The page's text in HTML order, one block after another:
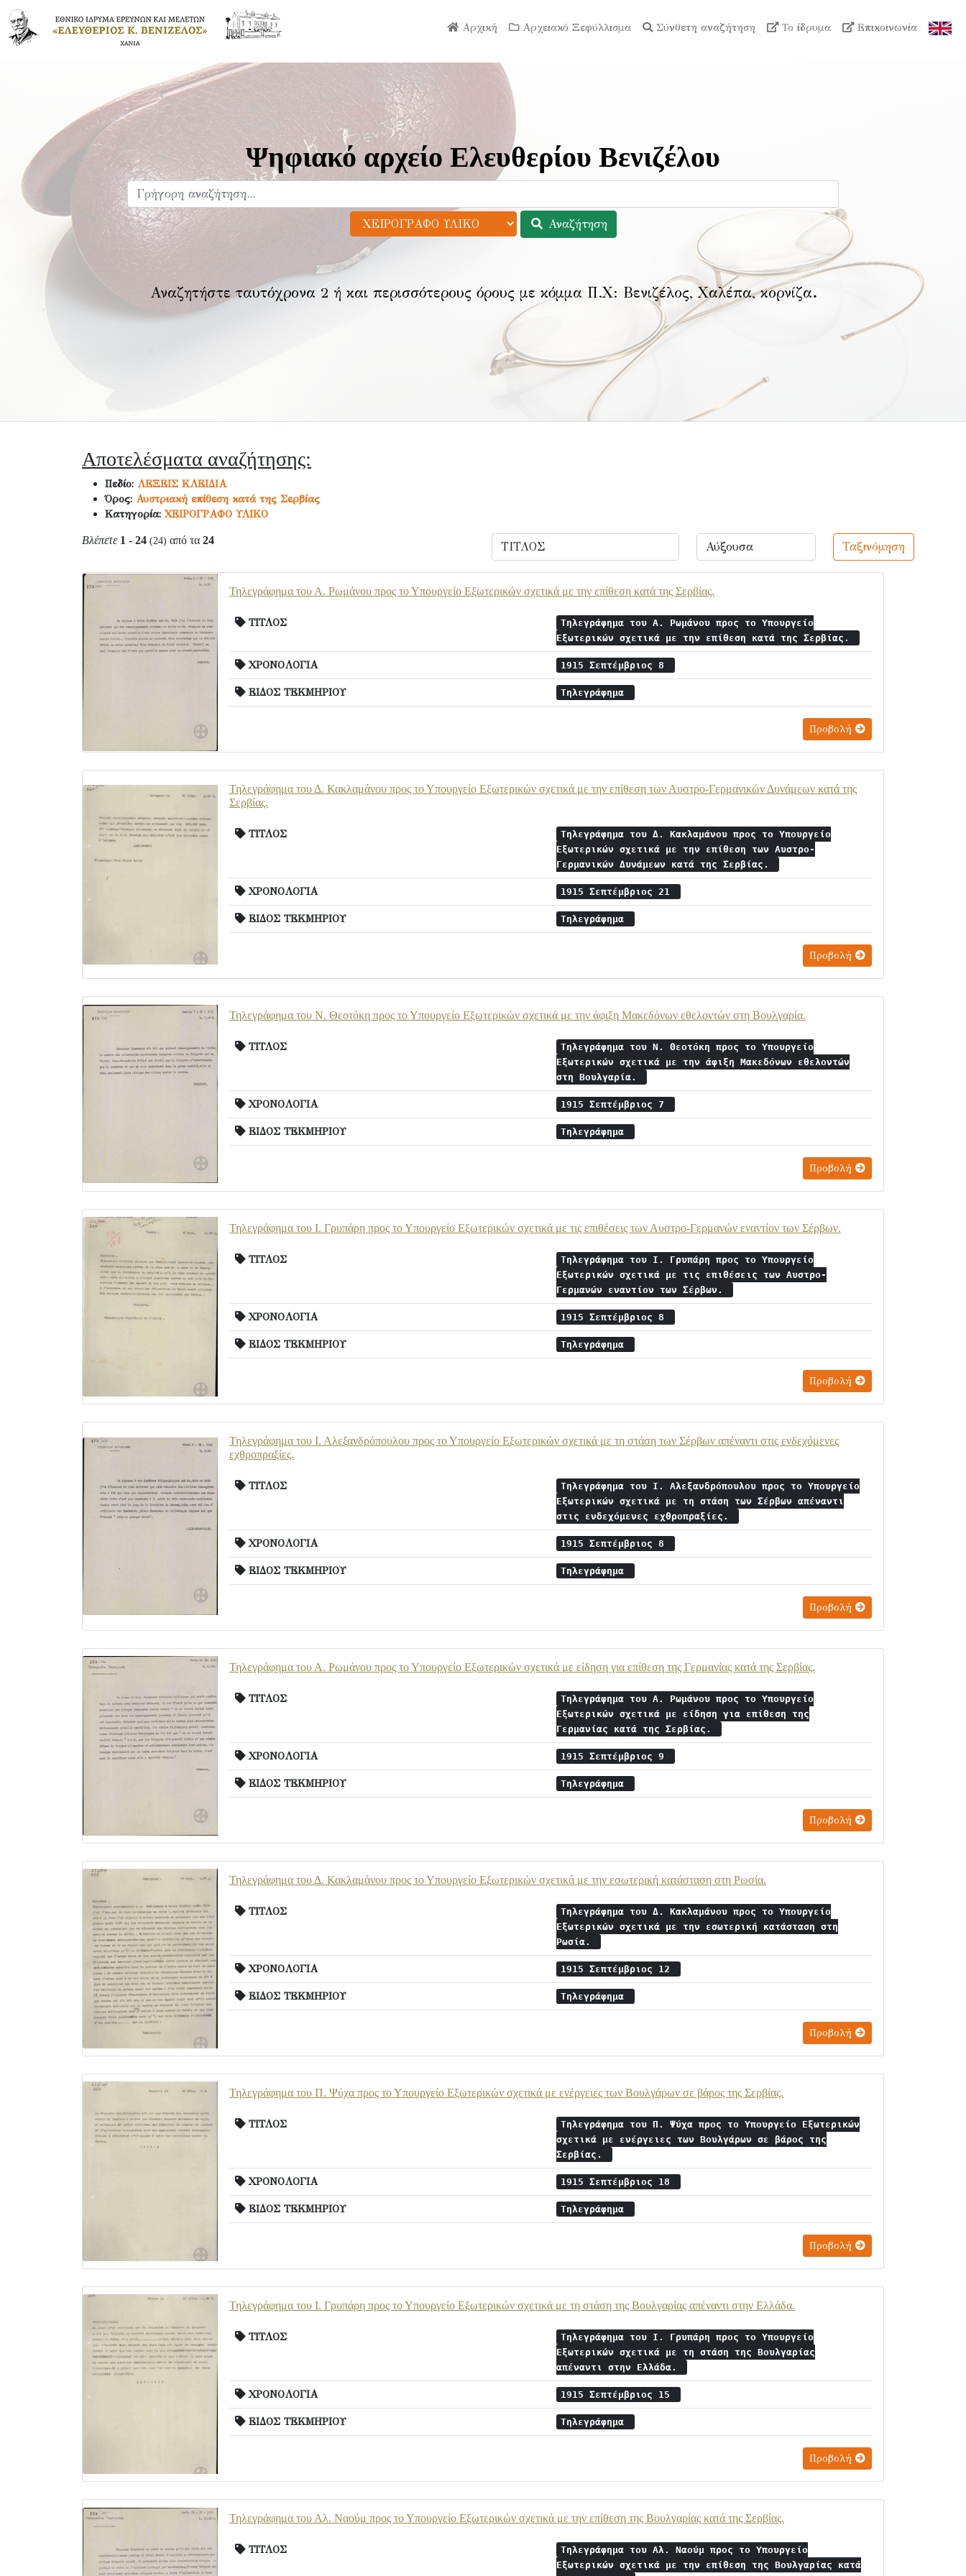
Αρχική Αρχειακό Ξεφύλλισμα Σύνθετη αναζήτηση Το ίδρυμα Επικοινωνία
Ψηφιακό αρχείο Ελευθερίου Βενιζέλου
Αναζήτηση
Αναζητήστε ταυτόχρονα 2 ή και περισσότερους όρους με κόμμα Π.Χ: Βενιζέλος, Χαλέπα, κορνίζα.
Αποτελέσματα αναζήτησης:
Πεδίο: ΛΕΞΕΙΣ ΚΛΕΙΔΙΑ
Όρος: Αυστριακή επίθεση κατά της Σερβίας
Κατηγορία:ΧΕΙΡΟΓΡΑΦΟ ΥΛΙΚΟ
Βλέπετε 1 - 24 (24) από τα 24 Ταξινόμηση
Τηλεγράφημα του Α. Ρωμάνου προς το Υπουργείο Εξωτερικών σχετικά με την επίθεση κατά της Σερβίας.
ΤΙΤΛΟΣ
Τηλεγράφημα του Α. Ρωμάνου προς το Υπουργείο
Εξωτερικών σχετικά με την επίθεση κατά της Σερβίας.
ΧΡΟΝΟΛΟΓΙΑ 1915 Σεπτέμβριος 8
ΕΙΔΟΣ ΤΕΚΜΗΡΙΟΥ Τηλεγράφημα
Προβολή
Τηλεγράφημα του Δ. Κακλαμάνου προς το Υπουργείο Εξωτερικών σχετικά με την επίθεση των Αυστρο-Γερμανικών Δυνάμεων κατά της
Σερβίας.
ΤΙΤΛΟΣ
Τηλεγράφημα του Δ. Κακλαμάνου προς το Υπουργείο
Εξωτερικών σχετικά με την επίθεση των Αυστρο-
Γερμανικών Δυνάμεων κατά της Σερβίας.
ΧΡΟΝΟΛΟΓΙΑ 1915 Σεπτέμβριος 21
ΕΙΔΟΣ ΤΕΚΜΗΡΙΟΥ Τηλεγράφημα
Προβολή
Τηλεγράφημα του Ν. Θεοτόκη προς το Υπουργείο Εξωτερικών σχετικά με την άφιξη Μακεδόνων εθελοντών στη Βουλγαρία.
ΤΙΤΛΟΣ
Τηλεγράφημα του Ν. Θεοτόκη προς το Υπουργείο
Εξωτερικών σχετικά με την άφιξη Μακεδόνων εθελοντών
στη Βουλγαρία.
ΧΡΟΝΟΛΟΓΙΑ 1915 Σεπτέμβριος 7
ΕΙΔΟΣ ΤΕΚΜΗΡΙΟΥ Τηλεγράφημα
Προβολή
Τηλεγράφημα του Ι. Γρυπάρη προς το Υπουργείο Εξωτερικών σχετικά με τις επιθέσεις των Αυστρο-Γερμανών εναντίον των Σέρβων.
ΤΙΤΛΟΣ
Τηλεγράφημα του Ι. Γρυπάρη προς το Υπουργείο
Εξωτερικών σχετικά με τις επιθέσεις των Αυστρο-
Γερμανών εναντίον των Σέρβων.
ΧΡΟΝΟΛΟΓΙΑ 1915 Σεπτέμβριος 8
ΕΙΔΟΣ ΤΕΚΜΗΡΙΟΥ Τηλεγράφημα
Προβολή
Τηλεγράφημα του Ι. Αλεξανδρόπουλου προς το Υπουργείο Εξωτερικών σχετικά με τη στάση των Σέρβων απέναντι στις ενδεχόμενες
εχθροπραξίες.
ΤΙΤΛΟΣ
Τηλεγράφημα του Ι. Αλεξανδρόπουλου προς το Υπουργείο
Εξωτερικών σχετικά με τη στάση των Σέρβων απέναντι
στις ενδεχόμενες εχθροπραξίες.
ΧΡΟΝΟΛΟΓΙΑ 1915 Σεπτέμβριος 8
ΕΙΔΟΣ ΤΕΚΜΗΡΙΟΥ Τηλεγράφημα
Προβολή
Τηλεγράφημα του Α. Ρωμάνου προς το Υπουργείο Εξωτερικών σχετικά με είδηση για επίθεση της Γερμανίας κατά της Σερβίας.
ΤΙΤΛΟΣ
Τηλεγράφημα του Α. Ρωμάνου προς το Υπουργείο
Εξωτερικών σχετικά με είδηση για επίθεση της
Γερμανίας κατά της Σερβίας.
ΧΡΟΝΟΛΟΓΙΑ 1915 Σεπτέμβριος 9
ΕΙΔΟΣ ΤΕΚΜΗΡΙΟΥ Τηλεγράφημα
Προβολή
Τηλεγράφημα του Δ. Κακλαμάνου προς το Υπουργείο Εξωτερικών σχετικά με την εσωτερική κατάσταση στη Ρωσία.
ΤΙΤΛΟΣ
Τηλεγράφημα του Δ. Κακλαμάνου προς το Υπουργείο
Εξωτερικών σχετικά με την εσωτερική κατάσταση στη
Ρωσία.
ΧΡΟΝΟΛΟΓΙΑ 1915 Σεπτέμβριος 12
ΕΙΔΟΣ ΤΕΚΜΗΡΙΟΥ Τηλεγράφημα
Προβολή
Τηλεγράφημα του Π. Ψύχα προς το Υπουργείο Εξωτερικών σχετικά με ενέργειες των Βουλγάρων σε βάρος της Σερβίας.
ΤΙΤΛΟΣ
Τηλεγράφημα του Π. Ψύχα προς το Υπουργείο Εξωτερικών
σχετικά με ενέργειες των Βουλγάρων σε βάρος της
Σερβίας.
ΧΡΟΝΟΛΟΓΙΑ 1915 Σεπτέμβριος 18
ΕΙΔΟΣ ΤΕΚΜΗΡΙΟΥ Τηλεγράφημα
Προβολή
Τηλεγράφημα του Ι. Γρυπάρη προς το Υπουργείο Εξωτερικών σχετικά με τη στάση της Βουλγαρίας απέναντι στην Ελλάδα.
ΤΙΤΛΟΣ
Τηλεγράφημα του Ι. Γρυπάρη προς το Υπουργείο
Εξωτερικών σχετικά με τη στάση της Βουλγαρίας
απέναντι στην Ελλάδα.
ΧΡΟΝΟΛΟΓΙΑ 1915 Σεπτέμβριος 15
ΕΙΔΟΣ ΤΕΚΜΗΡΙΟΥ Τηλεγράφημα
Προβολή
Τηλεγράφημα του Αλ. Ναούμ προς το Υπουργείο Εξωτερικών σχετικά με την επίθεση της Βουλγαρίας κατά της Σερβίας.
ΤΙΤΛΟΣ
Τηλεγράφημα του Αλ. Ναούμ προς το Υπουργείο
Εξωτερικών σχετικά με την επίθεση της Βουλγαρίας κατά